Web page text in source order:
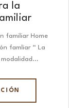
la
familiar Home
famliar “ La